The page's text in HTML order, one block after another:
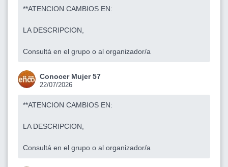
**ATENCION CAMBIOS EN:
LA DESCRIPCION,
Consultá en el grupo o al organizador/a
Conocer Mujer 57
22/07/2026
**ATENCION CAMBIOS EN:
LA DESCRIPCION,
Consultá en el grupo o al organizador/a